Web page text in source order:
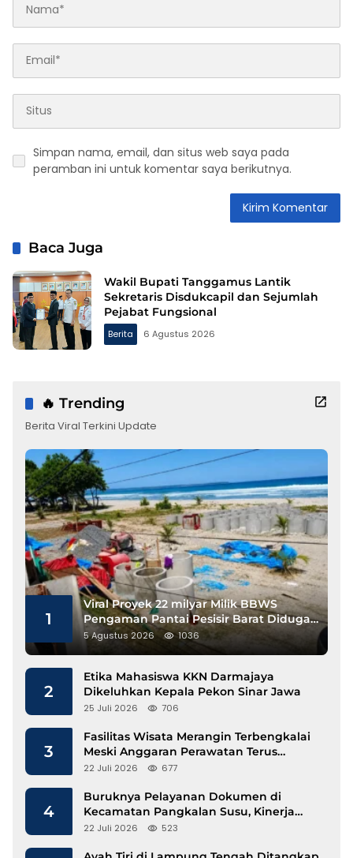
Simpan nama, email, dan situs web saya pada
peramban ini untuk komentar saya berikutnya.
Baca Juga
Wakil Bupati Tanggamus Lantik
Sekretaris Disdukcapil dan Sejumlah
Pejabat Fungsional
Berita 6 Agustus 2026
🔥 Trending
Berita Viral Terkini Update
1
Viral Proyek 22 milyar Milik BBWS
Pengaman Pantai Pesisir Barat Diduga
Gunakan Besi Banci
5 Agustus 2026 1036
2
Etika Mahasiswa KKN Darmajaya
Dikeluhkan Kepala Pekon Sinar Jawa
25 Juli 2026 706
3
Fasilitas Wisata Merangin Terbengkalai
Meski Anggaran Perawatan Terus
Mengalir
22 Juli 2026 677
4
Buruknya Pelayanan Dokumen di
Kecamatan Pangkalan Susu, Kinerja
Disdukcapil Langkat Disorot
22 Juli 2026 523